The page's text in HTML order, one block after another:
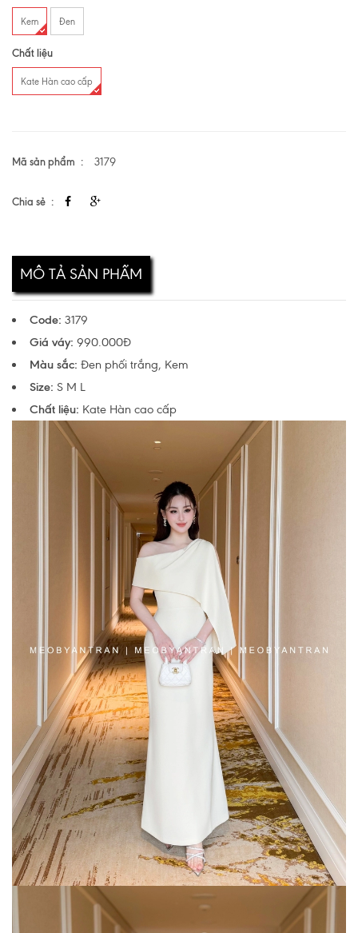
Kem Đen
Chất liệu
Kate Hàn cao cấp
Mã sản phẩm 3179
Chia sẻ
MÔ TẢ SẢN PHẨM
Code: 3179
Giá váy: 990.000Đ
Màu sắc: Đen phối trắng, Kem
Size: S M L
Chất liệu: Kate Hàn cao cấp